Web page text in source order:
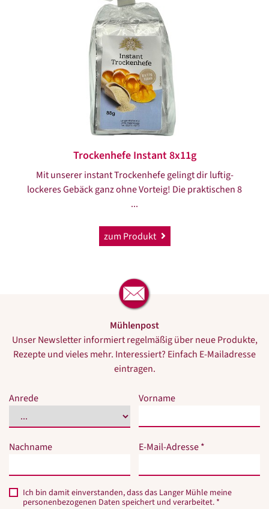
Trockenhefe Instant 8x11g
Mit unserer instant Trockenhefe gelingt dir luftig-
lockeres Gebäck ganz ohne Vorteig! Die praktischen 8
...
zum Produkt
Mühlenpost
Unser Newsletter informiert regelmäßig über neue Produkte,
Rezepte und vieles mehr. Interessiert? Einfach E-Mailadresse
eintragen.
Bitte
Feld
nicht
ausfüllen.
Bitte
Feld
nicht
ausfüllen.
Anrede Vorname
Nachname E-Mail-Adresse *
Ich bin damit einverstanden, dass das Langer Mühle meine
personenbezogenen Daten speichert und verarbeitet. *